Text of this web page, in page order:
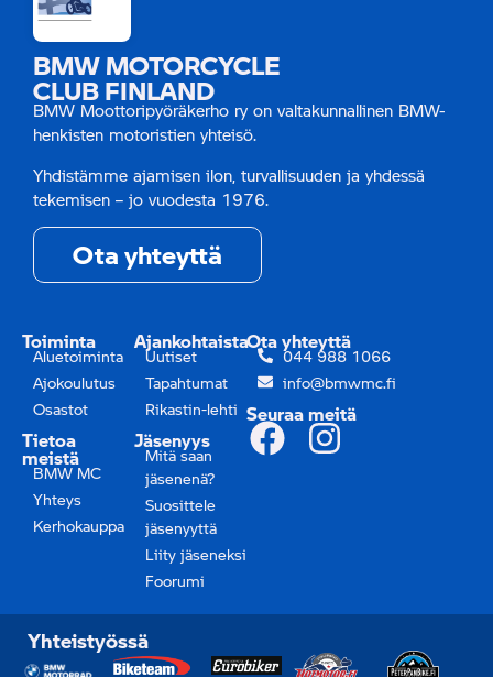
BMW MOTORCYCLE
CLUB FINLAND
BMW Moottoripyöräkerho ry on valtakunnallinen BMW-
henkisten motoristien yhteisö.
Yhdistämme ajamisen ilon, turvallisuuden ja yhdessä
tekemisen – jo vuodesta 1976.
Ota yhteyttä
Toiminta
Aluetoiminta
Ajokoulutus
Osastot
Tietoa
meistä
BMW MC
Yhteys
Kerhokauppa
Ajankohtaista
Uutiset
Tapahtumat
Rikastin-lehti
Jäsenyys
Mitä saan
jäsenenä?
Suosittele
jäsenyyttä
Liity jäseneksi
Foorumi
Ota yhteyttä
044 988 1066
info@bmwmc.fi
Seuraa meitä
Yhteistyössä